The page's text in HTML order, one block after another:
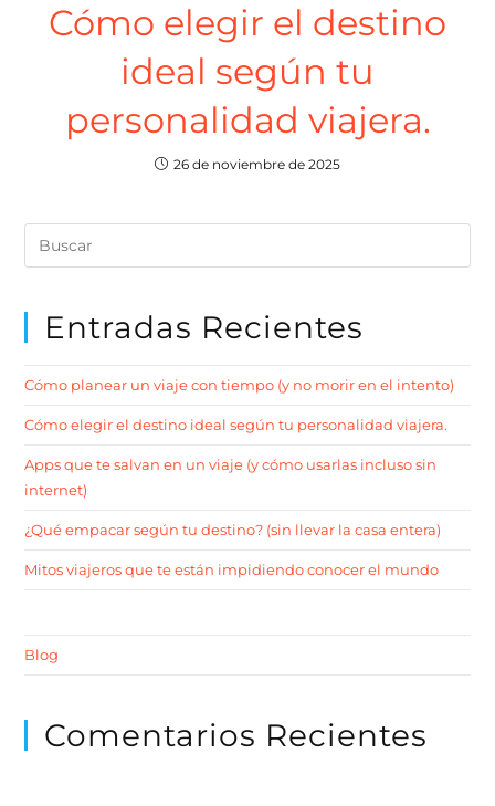
Cómo elegir el destino
ideal según tu
personalidad viajera.
26 de noviembre de 2025
Entradas Recientes
Cómo planear un viaje con tiempo (y no morir en el intento)
Cómo elegir el destino ideal según tu personalidad viajera.
Apps que te salvan en un viaje (y cómo usarlas incluso sin
internet)
¿Qué empacar según tu destino? (sin llevar la casa entera)
Mitos viajeros que te están impidiendo conocer el mundo
Blog
Comentarios Recientes